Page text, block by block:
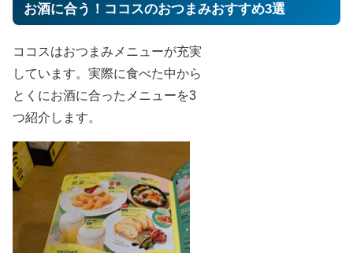
お酒に合う！ココスのおつまみおすすめ3選
ココスはおつまみメニューが充実
しています。実際に食べた中から
とくにお酒に合ったメニューを3
つ紹介します。